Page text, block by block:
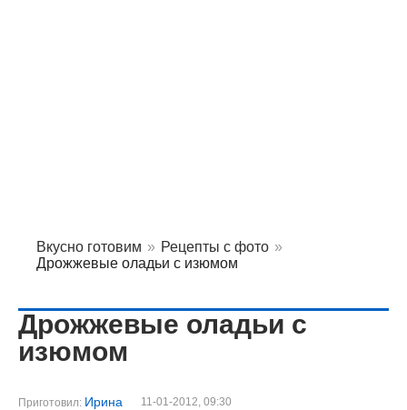
Вкусно готовим » Рецепты с фото »
Дрожжевые оладьи с изюмом
Дрожжевые оладьи с
изюмом
Приготовил: Ирина 11-01-2012, 09:30